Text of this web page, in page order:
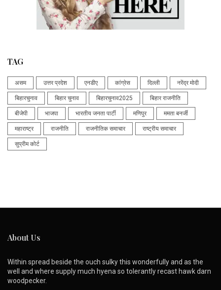
TAG
असम उत्तर प्रदेश एनडीए कांग्रेस दिल्ली नरेंद्र मोदी
बिहारचुनाव बिहार चुनाव बिहारचुनाव2025 बिहार राजनीति
बीजेपी भाजपा भारतीय जनता पार्टी मणिपुर ममता बनर्जी
महाराष्ट्र राजनीति राजनीतिक समाचार राष्ट्रीय समाचार
सुप्रीम कोर्ट
About Us
Within spread beside the ouch sulky this wonderfully and as the
well and where supply much hyena so tolerantly recast hawk darn
woodpecker.